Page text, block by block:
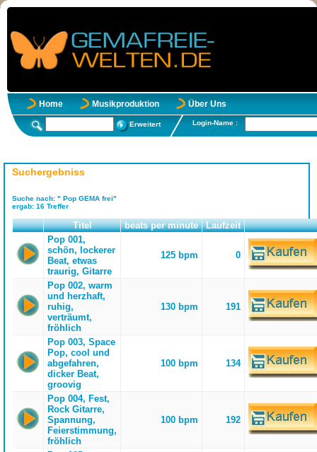
Home Musikproduktion Über Uns
Erweitert Login-Name :
Suchergebniss
Suche nach: " Pop GEMA frei"
ergab: 16 Treffer
Titel beats per minute
Laufzeit
Pop 001,
schön, lockerer
Beat, etwas
traurig, Gitarre
125 bpm 0
Pop 002, warm
und herzhaft,
ruhig,
verträumt,
fröhlich
130 bpm 191
Pop 003, Space
Pop, cool und
abgefahren,
dicker Beat,
groovig
100 bpm 134
Pop 004, Fest,
Rock Gitarre,
Spannung,
Feierstimmung,
fröhlich
100 bpm 192